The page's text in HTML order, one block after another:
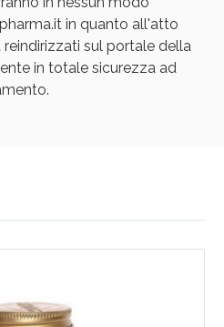
in quanto all'atto
sul portale della
in totale sicurezza ad